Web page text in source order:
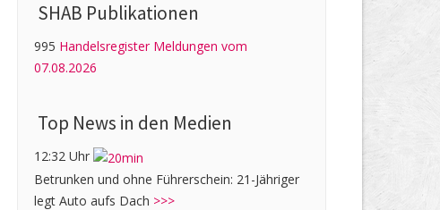
SHAB Publi­kati­onen
995 Handelsregister Meldungen vom
07.08.2026
Top News in den Medien
12:32 Uhr
Betrunken und ohne Führerschein: 21-Jähriger
legt Auto aufs Dach >>>